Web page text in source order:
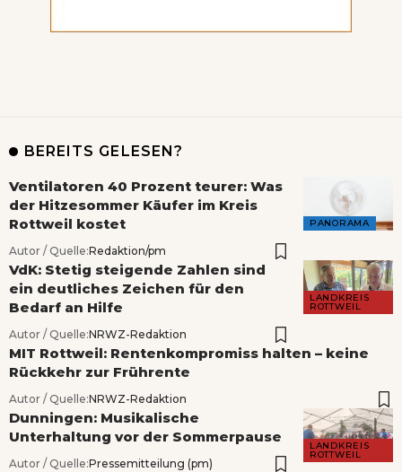
BEREITS GELESEN?
PANORAMA
Ventilatoren 40 Prozent teurer: Was
der Hitzesommer Käufer im Kreis
Rottweil kostet
Autor / Quelle:Redaktion/pm
LANDKREIS
ROTTWEIL
VdK: Stetig steigende Zahlen sind
ein deutliches Zeichen für den
Bedarf an Hilfe
Autor / Quelle:NRWZ-Redaktion
MIT Rottweil: Rentenkompromiss halten – keine
Rückkehr zur Frührente
Autor / Quelle:NRWZ-Redaktion
LANDKREIS
ROTTWEIL
Dunningen: Musikalische
Unterhaltung vor der Sommerpause
Autor / Quelle:Pressemitteilung (pm)